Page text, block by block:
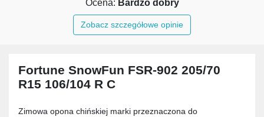
Ocena: Bardzo dobry
Zobacz szczegółowe opinie
Fortune SnowFun FSR-902 205/70
R15 106/104 R C
Zimowa opona chińskiej marki przeznaczona do